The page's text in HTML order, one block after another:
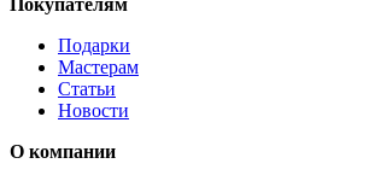
Покупателям
Подарки
Мастерам
Статьи
Новости
О компании